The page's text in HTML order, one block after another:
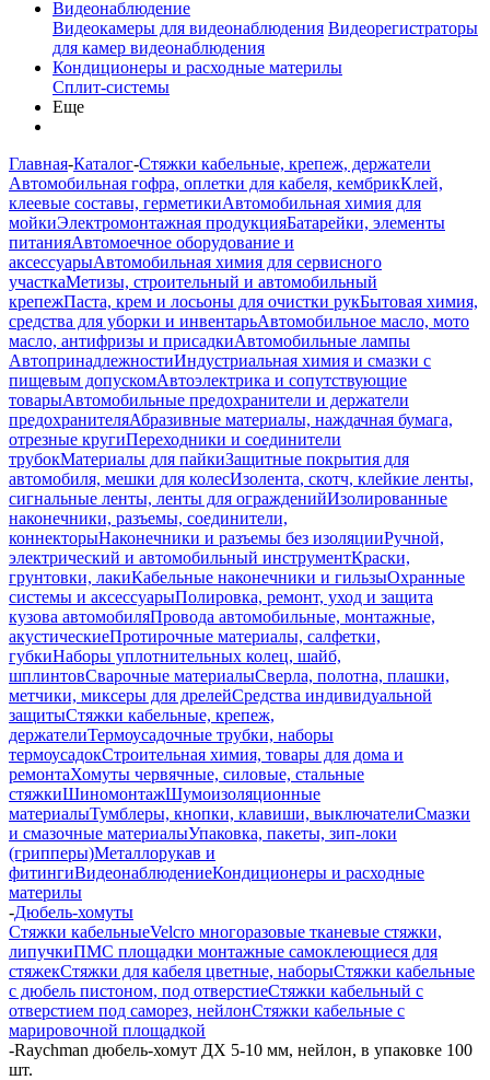
Видеонаблюдение
Видеокамеры для видеонаблюдения Видеорегистраторы
для камер видеонаблюдения
Кондиционеры и расходные материлы
Сплит-системы
Еще
Главная-Каталог-Стяжки кабельные, крепеж, держатели
Автомобильная гофра, оплетки для кабеля, кембрикКлей,
клеевые составы, герметикиАвтомобильная химия для
мойкиЭлектромонтажная продукцияБатарейки, элементы
питанияАвтомоечное оборудование и
аксессуарыАвтомобильная химия для сервисного
участкаМетизы, строительный и автомобильный
крепежПаста, крем и лосьоны для очистки рукБытовая химия,
средства для уборки и инвентарьАвтомобильное масло, мото
масло, антифризы и присадкиАвтомобильные лампы
АвтопринадлежностиИндустриальная химия и смазки с
пищевым допускомАвтоэлектрика и сопутствующие
товарыАвтомобильные предохранители и держатели
предохранителяАбразивные материалы, наждачная бумага,
отрезные кругиПереходники и соединители
трубокМатериалы для пайкиЗащитные покрытия для
автомобиля, мешки для колесИзолента, скотч, клейкие ленты,
сигнальные ленты, ленты для огражденийИзолированные
наконечники, разъемы, соединители,
коннекторыНаконечники и разъемы без изоляцииРучной,
электрический и автомобильный инструментКраски,
грунтовки, лакиКабельные наконечники и гильзыОхранные
системы и аксессуарыПолировка, ремонт, уход и защита
кузова автомобиляПровода автомобильные, монтажные,
акустическиеПротирочные материалы, салфетки,
губкиНаборы уплотнительных колец, шайб,
шплинтовСварочные материалыСверла, полотна, плашки,
метчики, миксеры для дрелейСредства индивидуальной
защитыСтяжки кабельные, крепеж,
держателиТермоусадочные трубки, наборы
термоусадокСтроительная химия, товары для дома и
ремонтаХомуты червячные, силовые, стальные
стяжкиШиномонтажШумоизоляционные
материалыТумблеры, кнопки, клавиши, выключателиСмазки
и смазочные материалыУпаковка, пакеты, зип-локи
(грипперы)Металлорукав и
фитингиВидеонаблюдениеКондиционеры и расходные
материлы
-Дюбель-хомуты
Стяжки кабельныеVelcro многоразовые тканевые стяжки,
липучкиПМС площадки монтажные самоклеющиеся для
стяжекСтяжки для кабеля цветные, наборыСтяжки кабельные
с дюбель пистоном, под отверстиеСтяжки кабельный с
отверстием под саморез, нейлонСтяжки кабельные с
марировочной площадкой
-Raychman дюбель-хомут ДХ 5-10 мм, нейлон, в упаковке 100
шт.